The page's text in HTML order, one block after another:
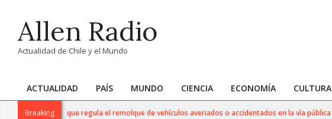
contentAllen Radio
Actualidad de Chile y el Mundo
Primary
Navigation
ACTUALIDAD PAÍS MUNDO CIENCIA ECONOMÍA CULTURA
Breaking
reglamento que regula el remolque de vehículos averiados o accidentados en la vía pública